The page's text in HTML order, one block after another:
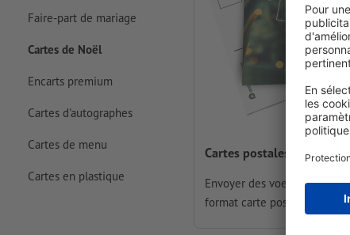
Faire-part de mariage
Cartes de Noël
Encarts premium
Cartes d'autographes
Cartes de menu
Cartes en plastique
Cartes postales de Noël
Envoyer des voeux de Noël
format carte postale